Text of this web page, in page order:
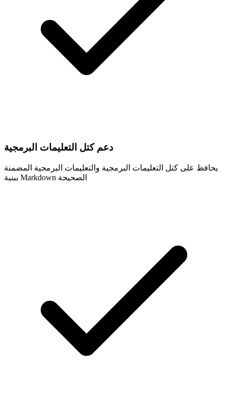
دعم كتل التعليمات البرمجية
يحافظ على كتل التعليمات البرمجية والتعليمات البرمجية المضمنة
ببنية Markdown الصحيحة